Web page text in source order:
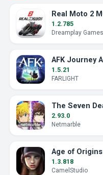
1.2.785
Dreamplay Games
AFK Journey
1.5.21
FARLIGHT
The Seven
2.93.0
Netmarble
Age of
1.3.818
CamelStudio